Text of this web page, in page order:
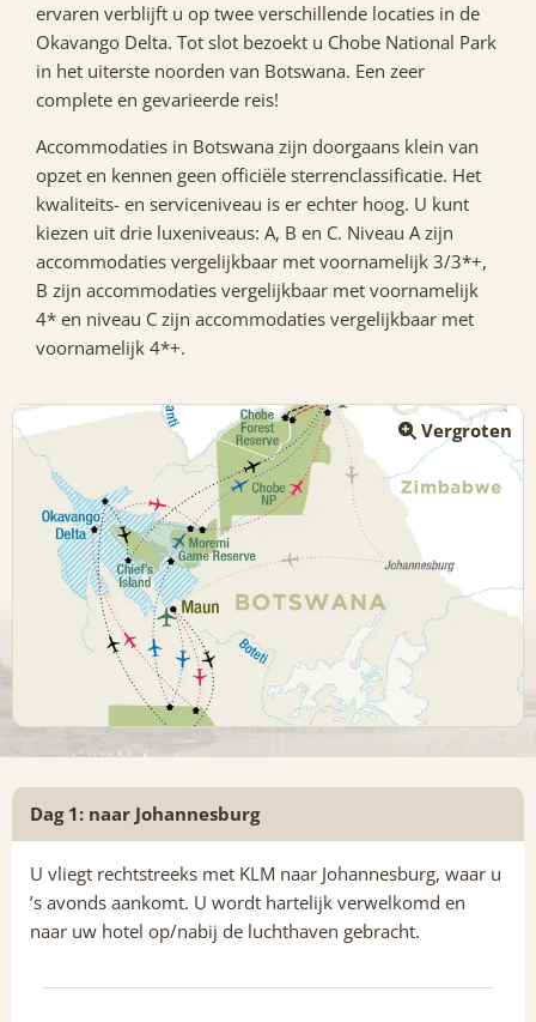
ervaren verblijft u op twee verschillende locaties in de
Okavango Delta. Tot slot bezoekt u Chobe National Park
in het uiterste noorden van Botswana. Een zeer
complete en gevarieerde reis!
Accommodaties in Botswana zijn doorgaans klein van
opzet en kennen geen officiële sterrenclassificatie. Het
kwaliteits- en serviceniveau is er echter hoog. U kunt
kiezen uit drie luxeniveaus: A, B en C. Niveau A zijn
accommodaties vergelijkbaar met voornamelijk 3/3*+,
B zijn accommodaties vergelijkbaar met voornamelijk
4* en niveau C zijn accommodaties vergelijkbaar met
voornamelijk 4*+.
Vergroten
Dag 1: naar Johannesburg
U vliegt rechtstreeks met KLM naar Johannesburg, waar u
’s avonds aankomt. U wordt hartelijk verwelkomd en
naar uw hotel op/nabij de luchthaven gebracht.